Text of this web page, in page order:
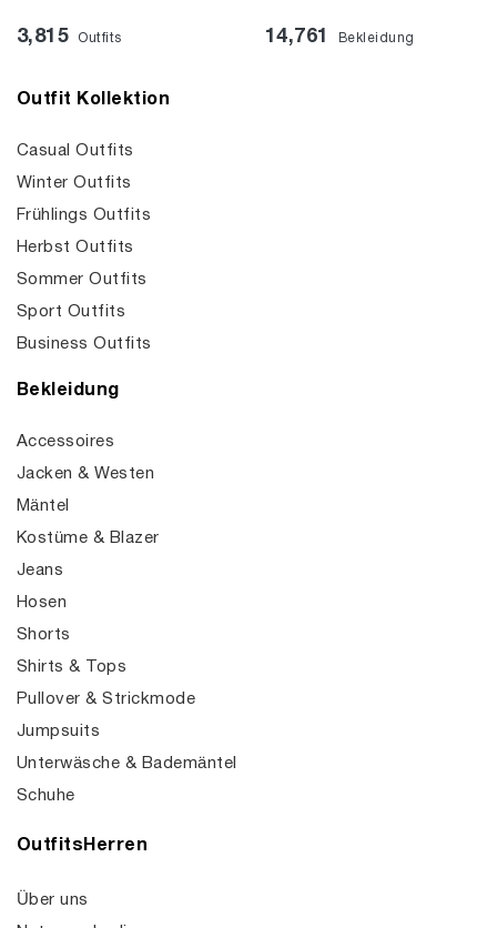
3,815 Outfits 14,761 Bekleidung
Outfit Kollektion
Casual Outfits
Winter Outfits
Frühlings Outfits
Herbst Outfits
Sommer Outfits
Sport Outfits
Business Outfits
Bekleidung
Accessoires
Jacken & Westen
Mäntel
Kostüme & Blazer
Jeans
Hosen
Shorts
Shirts & Tops
Pullover & Strickmode
Jumpsuits
Unterwäsche & Bademäntel
Schuhe
OutfitsHerren
Über uns